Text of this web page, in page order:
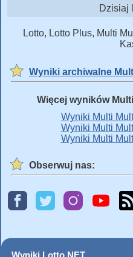
Dzisiaj
Lotto, Lotto Plus, Multi
Wyniki archiwalne
Więcej wyników
Wyniki Multi
Wyniki Multi
Wyniki Multi
Obserwuj nas: